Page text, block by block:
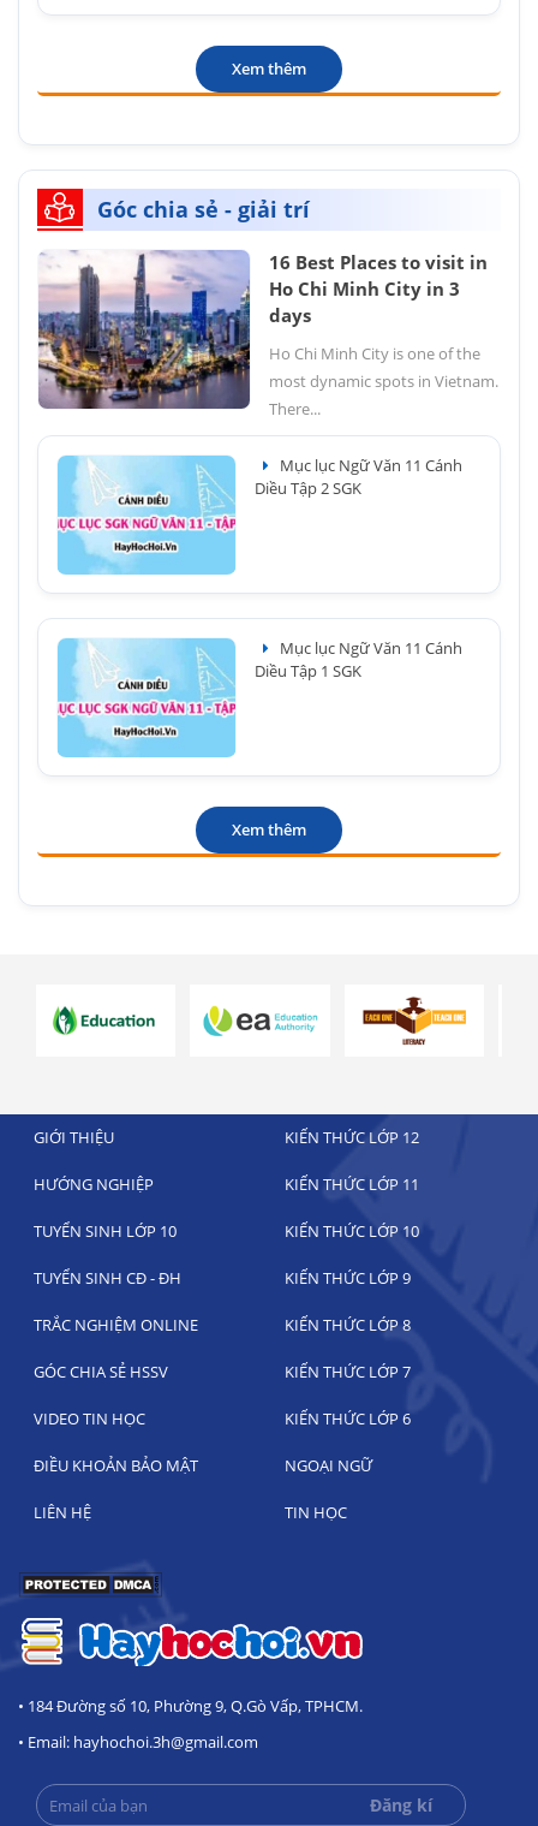
Xem thêm
Góc chia sẻ - giải trí
16 Best Places to visit in
Ho Chi Minh City in 3
days
Ho Chi Minh City is one of the
most dynamic spots in Vietnam.
There...
Mục lục Ngữ Văn 11 Cánh
Diều Tập 2 SGK
Mục lục Ngữ Văn 11 Cánh
Diều Tập 1 SGK
Xem thêm
GIỚI THIỆU KIẾN THỨC LỚP 12
HƯỚNG NGHIỆP KIẾN THỨC LỚP 11
TUYỂN SINH LỚP 10 KIẾN THỨC LỚP 10
TUYỂN SINH CĐ - ĐH KIẾN THỨC LỚP 9
TRẮC NGHIỆM ONLINE KIẾN THỨC LỚP 8
GÓC CHIA SẺ HSSV KIẾN THỨC LỚP 7
VIDEO TIN HỌC KIẾN THỨC LỚP 6
ĐIỀU KHOẢN BẢO MẬT NGOẠI NGỮ
LIÊN HỆ TIN HỌC
• 184 Đường số 10, Phường 9, Q.Gò Vấp, TPHCM.
• Email: hayhochoi.3h@gmail.com